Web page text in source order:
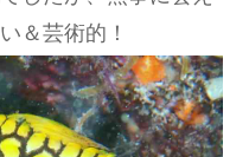
＆芸術的！